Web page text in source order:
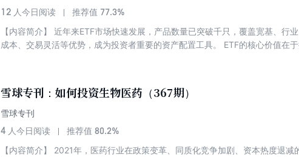
12 人今日阅读 推荐值 77.3%
【内容简介】 近年来ETF市场快速发展，产品数量已突破千只，覆盖宽基、行
成本、交易灵活等优势，成为投资者重要的资产配置工具。 ETF的核心价值在
置机遇？ 本期专刊精选10篇文章，带大家轻松玩转ETF。 【目录】 关于《雪球
买卖ETF？ 2. 行情分化下，ETF或是最优投资工具 3. 最强港股ETF指数投资指
与投资策略 5. A股、港股、美股红利指数大对比 6. 10年来每年都赚钱的ETF组
是什么？应该怎么做？ 9. 如何构建ETF投资体系：从分类到配置的全方位指南
篇文摘、感悟！ 【编辑推荐】 《雪球专刊》是国内领先的投资交流交易平台“
雪球专刊：如何投资生物医药（367期）
雪球专刊
4 人今日阅读 推荐值 80.2%
【内容简介】 2021年，医药行业在政策变革、同质化竞争加剧、资本热度退